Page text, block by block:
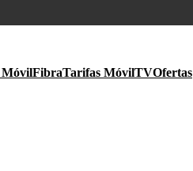
FibraTarifas MóvilTVOfertas